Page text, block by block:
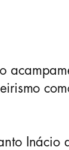
Inácio